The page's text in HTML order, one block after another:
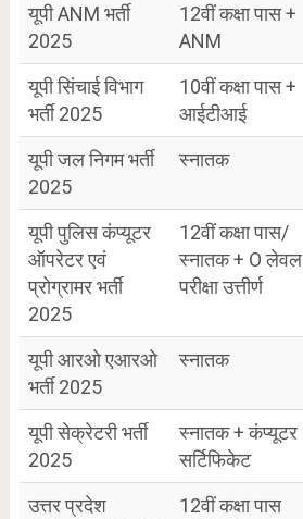
यूपी ANM भर्ती
2025
12वीं कक्षा पास +
ANM
यूपी सिंचाई विभाग
भर्ती 2025
10वीं कक्षा पास +
आईटीआई
यूपी जल निगम भर्ती
2025
स्नातक
यूपी पुलिस कंप्यूटर
ऑपरेटर एवं
प्रोग्रामर भर्ती
2025
12वीं कक्षा पास/
स्नातक + O लेवल
परीक्षा उत्तीर्ण
यूपी आरओ एआरओ
भर्ती 2025
स्नातक
यूपी सेक्रेटरी भर्ती
2025
स्नातक + कंप्यूटर
सर्टिफिकेट
उत्तर प्रदेश
12वीं कक्षा पास